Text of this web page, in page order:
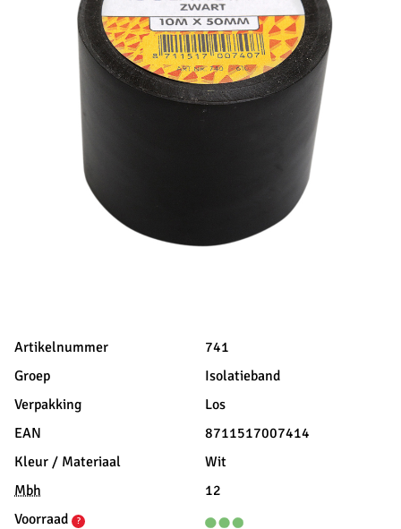
Artikelnummer
741
Groep
Isolatieband
Verpakking
Los
EAN
8711517007414
Kleur / Materiaal
Wit
Mbh
12
Voorraad
?